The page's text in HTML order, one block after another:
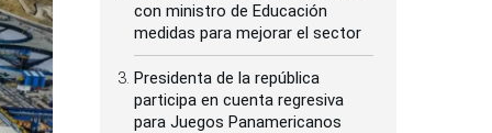
con ministro de Educación
medidas para mejorar el sector
Presidenta de la república
participa en cuenta regresiva
para Juegos Panamericanos